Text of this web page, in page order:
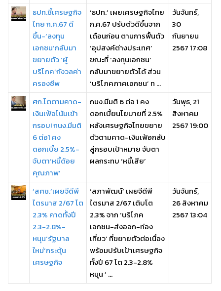
ธปท.ชี้เศรษฐกิจ
ไทย ก.ค.67 ดี
ขึ้น-‘ลงทุน
เอกชน’กลับมา
ขยายตัว ‘ผู้
บริโภค’กังวลค่า
ครองชีพ
‘ธปท.’ เผยเศรษฐกิจไทย
ก.ค.67 ปรับตัวดีขึ้นจาก
เดือนก่อน ตามการฟื้นตัว
‘อุปสงค์ต่างประเทศ’
ขณะที่ ‘ลงทุนเอกชน’
กลับมาขยายตัวได้ ส่วน
‘บริโภคภาคเอกชน’ ท ...
วันจันทร์,
30
กันยายน
2567 17:08
ศก.โตตามคาด-
เงินเฟ้อโน้มเข้า
กรอบ! กนง.มีมติ
6 ต่อ1 คง
ดอกเบี้ย 2.5%-
จับตา‘หนี้ด้อย
คุณภาพ’
กนง.มีมติ 6 ต่อ 1 คง
ดอกเบี้ยนโยบายที่ 2.5%
หลังเศรษฐกิจไทยขยาย
ตัวตามคาด-เงินเฟ้อกลับ
สู่กรอบเป้าหมาย จับตา
ผลกระทบ ‘หนี้เสีย’
วันพุธ, 21
สิงหาคม
2567 19:00
‘สศช.’เผยจีดีพี
ไตรมาส 2/67 โต
2.3% คาดทั้งปี
2.3-2.8%-
หนุน‘รัฐบาล
ใหม่’กระตุ้น
เศรษฐกิจ
‘สภาพัฒน์’ เผยจีดีพี
ไตรมาส 2/67 เติบโต
2.3% จาก ‘บริโภค
เอกชน-ส่งออก-ท่อง
เที่ยว’ ที่ขยายตัวต่อเนื่อง
พร้อมปรับเป้าเศรษฐกิจ
ทั้งปี 67 โต 2.3-2.8%
หนุน ‘ ...
วันจันทร์,
26 สิงหาคม
2567 13:04